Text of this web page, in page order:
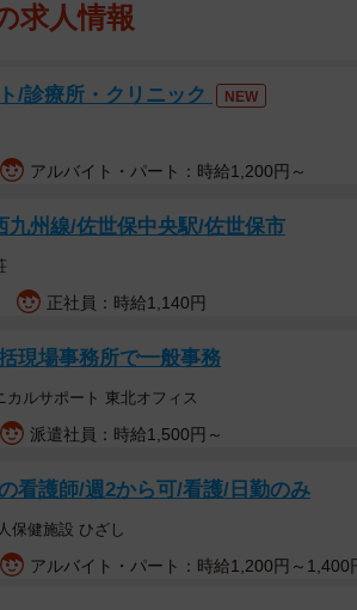
求人情報
/診療所・クリニック NEW
アルバイト・パート：時給1,200円～
九州線/佐世保中央駅/佐世保市
正社員：時給1,140円
現場事務所で一般事務
ルサポート 東北オフィス
派遣社員：時給1,500円～
看護師/週2から可/看護/日勤のみ
保健施設 ひざし
アルバイト・パート：時給1,200円～1,400